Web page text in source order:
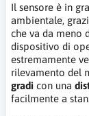
Il sensore è in
ambientale,
che va da meno
dispositivo di
estremamente
rilevamento del
gradi con una
facilmente a